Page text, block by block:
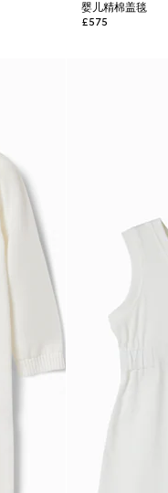
婴儿精棉盖毯
£575